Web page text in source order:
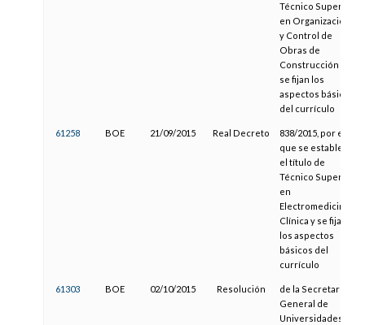
Técnico Superior
en Organización
y Control de
Obras de
Construcción y
se fijan los
aspectos básicos
del currículo
61258 BOE 21/09/2015 Real Decreto
838/2015, por el
que se establece
el título de
Técnico Superior
en
Electromedicina
Clínica y se fijan
los aspectos
básicos del
currículo
61303 BOE 02/10/2015 Resolución
de la Secretaría
General de
Universidades,